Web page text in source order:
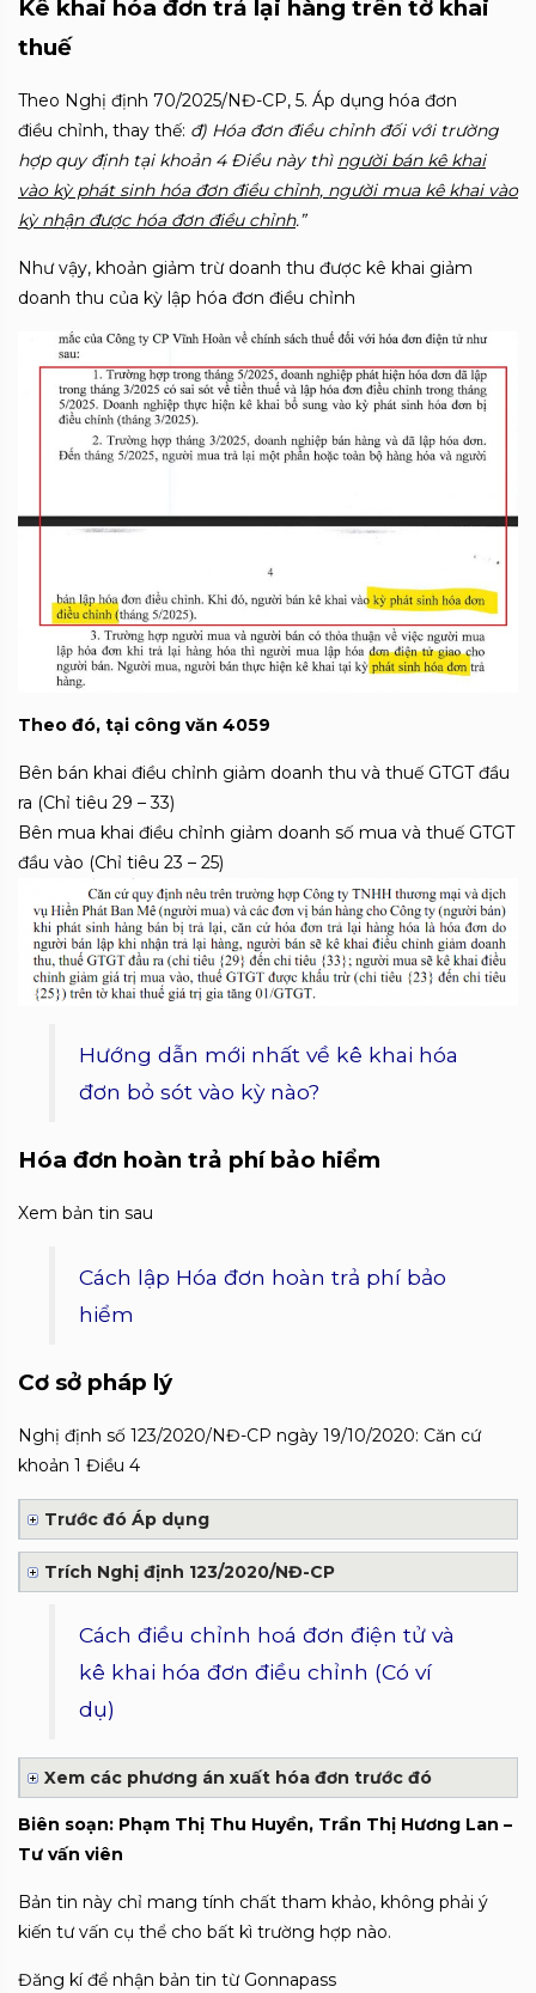
Kê khai hóa đơn trả lại hàng trên tờ khai
thuế
Theo Nghị định 70/2025/NĐ-CP, 5. Áp dụng hóa đơn
điều chỉnh, thay thế: đ) Hóa đơn điềuchỉnh đối với trường
hợp quy định tại khoản 4 Điều nàythì người bán kê khai
vào kỳ phát sinh hóa đơn điềuchỉnh, người mua kê khai vào
kỳ nhận được hóa đơn điềuchỉnh.”
Như vậy, khoản giảm trừ doanh thu được kê khai giảm
doanh thu của kỳ lập hóa đơn điều chỉnh
Theo đó, tại công văn 4059
Bên bán khai điều chỉnh giảm doanh thu và thuế GTGT đầu
ra (Chỉ tiêu 29 – 33)
Bên mua khai điều chỉnh giảm doanh số mua và thuế GTGT
đầu vào (Chỉ tiêu 23 – 25)
Hướng dẫn mới nhất về kê khai hóa
đơn bỏ sót vào kỳ nào?
Hóa đơn hoàn trả phí bảo hiểm
Xem bản tin sau
Cách lập Hóa đơn hoàn trả phí bảo
hiểm
Cơ sở pháp lý
Nghị định số 123/2020/NĐ-CP ngày 19/10/2020: Căn cứ
khoản 1 Điều 4
Trước đó Áp dụng
Trích Nghị định 123/2020/NĐ-CP
Cách điều chỉnh hoá đơn điện tử và
kê khai hóa đơn điều chỉnh (Có ví
dụ)
Xem các phương án xuất hóa đơn trước đó
Biên soạn: Phạm Thị Thu Huyền, Trần Thị Hương Lan –
Tư vấn viên
Bản tin này chỉ mang tính chất tham khảo, không phải ý
kiến tư vấn cụ thể cho bất kì trường hợp nào.
Đăng kí để nhận bản tin từ Gonnapass